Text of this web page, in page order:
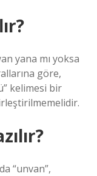
yana mı yoksa
göre,
kelimesi bir
“unvan”,